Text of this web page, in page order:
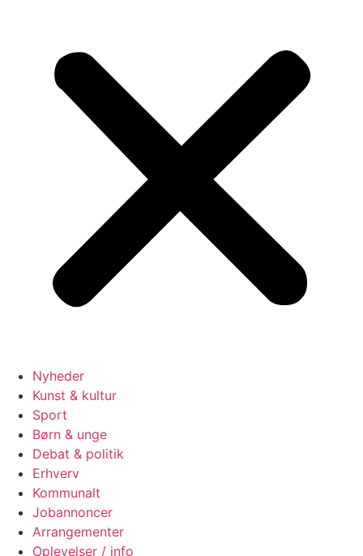
Nyheder
Kunst & kultur
Sport
Børn & unge
Debat & politik
Erhverv
Kommunalt
Jobannoncer
Arrangementer
Oplevelser / info